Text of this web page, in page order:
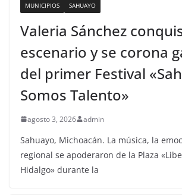
MUNICIPIOS SAHUAYO
Valeria Sánchez
escenario y se corona
del primer Festival
Somos Talento»
agosto 3, 2026 admin
Sahuayo, Michoacán. La música, la
regional se apoderaron de la Plaza
Hidalgo» durante la